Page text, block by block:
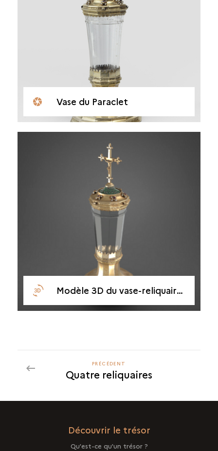
Vase du Paraclet
Modèle 3D du vase-reliquaire du Paraclet
PRÉCÉDENT
PRÉCÉDENT
Quatre reliquaires
Découvrir le trésor
Qu'est-ce qu'un trésor ?